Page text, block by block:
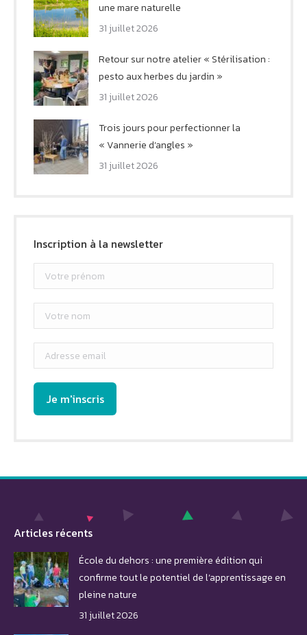
une mare naturelle
31 juillet 2026
Retour sur notre atelier « Stérilisation :
pesto aux herbes du jardin »
31 juillet 2026
Trois jours pour perfectionner la
« Vannerie d’angles »
31 juillet 2026
Inscription à la newsletter
Articles récents
École du dehors : une première édition qui
confirme tout le potentiel de l’apprentissage en
pleine nature
31 juillet 2026